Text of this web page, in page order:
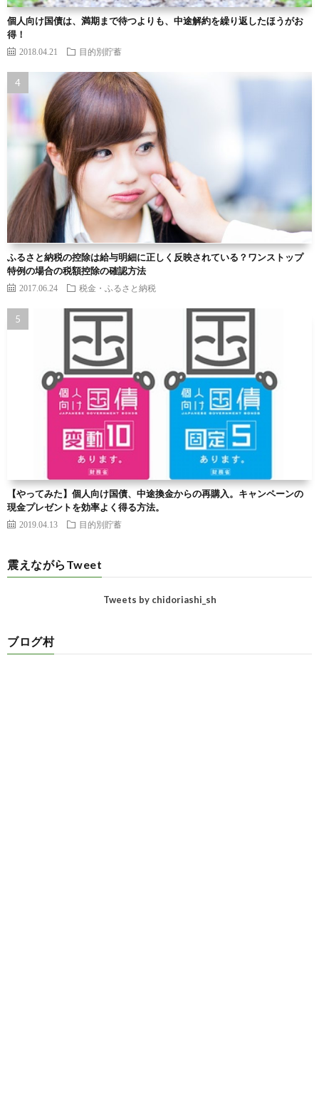
個人向け国債は、満期まで待つよりも、中途解約を繰り返したほうがお
得！
2018.04.21 目的別貯蓄
ふるさと納税の控除は給与明細に正しく反映されている？ワンストップ
特例の場合の税額控除の確認方法
2017.06.24 税金・ふるさと納税
【やってみた】個人向け国債、中途換金からの再購入。キャンペーンの
現金プレゼントを効率よく得る方法。
2019.04.13 目的別貯蓄
震えながらTweet
Tweets by chidoriashi_sh
ブログ村